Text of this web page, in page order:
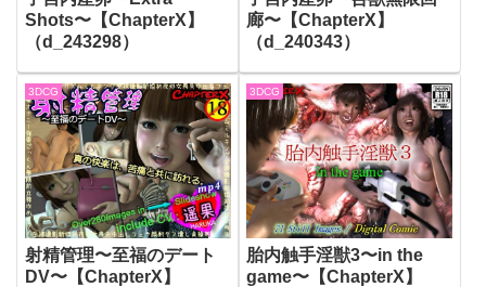
Shots〜【ChapterX】
（d_243298）
廊〜【ChapterX】
（d_240343）
3DCG
射精管理〜至福のデート
DV〜【ChapterX】
3DCG
胎内触手淫獣3〜in the
game〜【ChapterX】